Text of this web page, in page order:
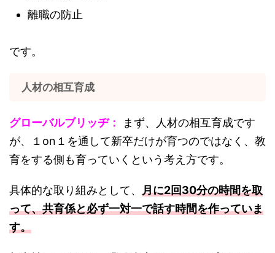
離職の防止
です。
人材の相互育成
グローバルブリッヂ：
まず、人材の相互育成です
が、１on１を通して新卒だけが育つのではなく、教
育をする側も育っていくという考え方です。
具体的な取り組みとして、 月に2回30分の時間を取
って、共育係と必ず一対一で話す時間を作っていま
す。